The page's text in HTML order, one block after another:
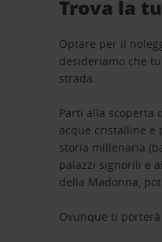
Trova la
Optare per il
desideriamo che
strada.
Parti alla scoperta
acque cristalline e
storia millenaria
palazzi signorili e
della Madonna,
Ovunque ti